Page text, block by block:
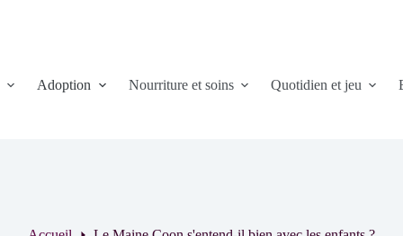
Adoption Nourriture et soins Quotidien et jeu